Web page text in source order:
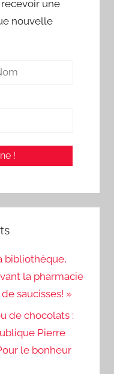
une
nouvelle
bibliothèque,
la pharmacie
saucisses! »
de chocolats :
Pierre
le bonheur